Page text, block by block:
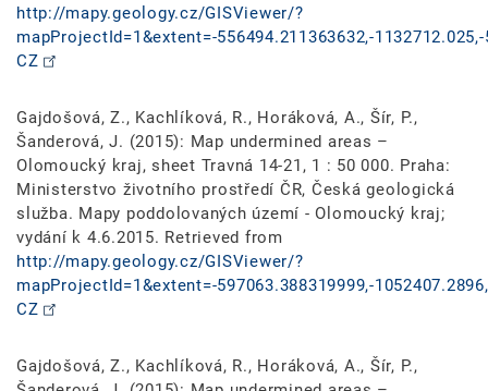
http://mapy.geology.cz/GISViewer/?
mapProjectId=1&extent=-556494.211363632,-
CZ
Gajdošová, Z., Kachlíková, R., Horáková, A., Šír, P.,
Šanderová, J. (2015): Map undermined areas –
Olomoucký kraj, sheet Travná 14-21, 1 : 50 000. Praha:
Ministerstvo životního prostředí ČR, Česká geologická
služba. Mapy poddolovaných území - Olomoucký kraj;
vydání k 4.6.2015. Retrieved from
http://mapy.geology.cz/GISViewer/?
mapProjectId=1&extent=-597063.388319999,-
CZ
Gajdošová, Z., Kachlíková, R., Horáková, A., Šír, P.,